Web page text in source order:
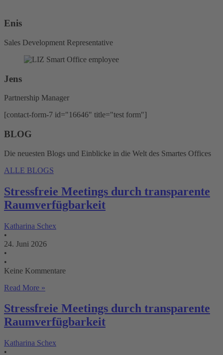
Enis
Sales Development Representative
Jens
Partnership Manager
[contact-form-7 id="16646" title="test form"]
BLOG
Die neuesten Blogs und Einblicke in die Welt des Smartes Offices
ALLE BLOGS
Stressfreie Meetings durch transparente
Raumverfügbarkeit
Katharina Schex
•
24. Juni 2026
•
•
Keine Kommentare
Read More »
Stressfreie Meetings durch transparente
Raumverfügbarkeit
Katharina Schex
•